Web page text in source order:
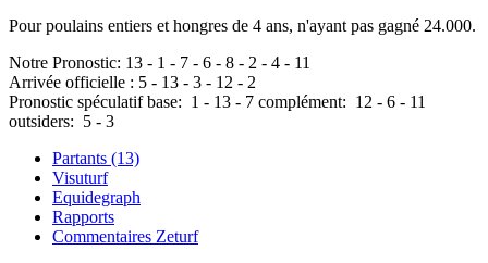
Pour poulains entiers et hongres de 4 ans, n'ayant pas gagné 24.000.
Notre Pronostic: 13 - 1 - 7 - 6 - 8 - 2 - 4 - 11
Arrivée officielle : 5 - 13 - 3 - 12 - 2
Pronostic spéculatif base: 1 - 13 - 7 complément: 12 - 6 - 11
outsiders: 5 - 3
Partants (13)
Visuturf
Equidegraph
Rapports
Commentaires Zeturf